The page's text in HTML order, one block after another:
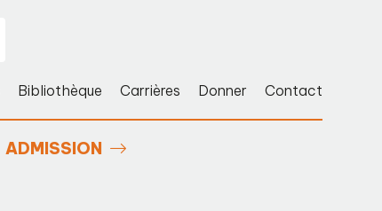
Bibliothèque Carrières Donner Contact
ADMISSION